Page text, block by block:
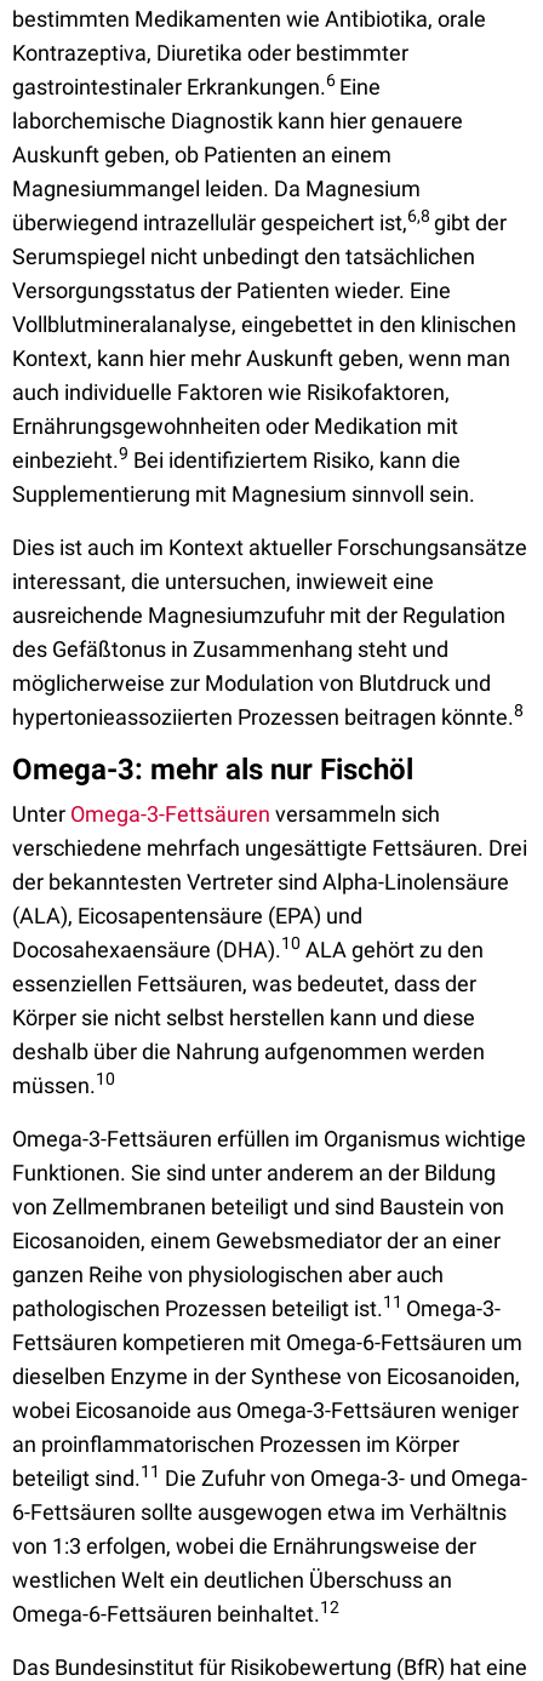
bestimmten Medikamenten wie Antibiotika, orale
Kontrazeptiva, Diuretika oder bestimmter
gastrointestinaler Erkrankungen.6 Eine
laborchemische Diagnostik kann hier genauere
Auskunft geben, ob Patienten an einem
Magnesiummangel leiden. Da Magnesium
überwiegend intrazellulär gespeichert ist,6,8 gibt der
Serumspiegel nicht unbedingt den tatsächlichen
Versorgungsstatus der Patienten wieder. Eine
Vollblutmineralanalyse, eingebettet in den klinischen
Kontext, kann hier mehr Auskunft geben, wenn man
auch individuelle Faktoren wie Risikofaktoren,
Ernährungsgewohnheiten oder Medikation mit
einbezieht.9 Bei identifiziertem Risiko, kann die
Supplementierung mit Magnesium sinnvoll sein.
Dies ist auch im Kontext aktueller Forschungsansätze
interessant, die untersuchen, inwieweit eine
ausreichende Magnesiumzufuhr mit der Regulation
des Gefäßtonus in Zusammenhang steht und
möglicherweise zur Modulation von Blutdruck und
hypertonieassoziierten Prozessen beitragen könnte.8
Omega-3: mehr als nur Fischöl
Unter Omega-3-Fettsäuren versammeln sich
verschiedene mehrfach ungesättigte Fettsäuren. Drei
der bekanntesten Vertreter sind Alpha-Linolensäure
(ALA), Eicosapentensäure (EPA) und
Docosahexaensäure (DHA).10 ALA gehört zu den
essenziellen Fettsäuren, was bedeutet, dass der
Körper sie nicht selbst herstellen kann und diese
deshalb über die Nahrung aufgenommen werden
müssen.10
Omega-3-Fettsäuren erfüllen im Organismus wichtige
Funktionen. Sie sind unter anderem an der Bildung
von Zellmembranen beteiligt und sind Baustein von
Eicosanoiden, einem Gewebsmediator der an einer
ganzen Reihe von physiologischen aber auch
pathologischen Prozessen beteiligt ist.11 Omega-3-
Fettsäuren kompetieren mit Omega-6-Fettsäuren um
dieselben Enzyme in der Synthese von Eicosanoiden,
wobei Eicosanoide aus Omega-3-Fettsäuren weniger
an proinflammatorischen Prozessen im Körper
beteiligt sind.11 Die Zufuhr von Omega-3- und Omega-
6-Fettsäuren sollte ausgewogen etwa im Verhältnis
von 1:3 erfolgen, wobei die Ernährungsweise der
westlichen Welt ein deutlichen Überschuss an
Omega-6-Fettsäuren beinhaltet.12
Das Bundesinstitut für Risikobewertung (BfR) hat eine